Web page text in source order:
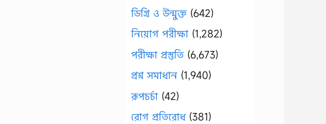
ডিগ্রি ও উন্মুক্ত (642)
নিয়োগ পরীক্ষা (1,282)
পরীক্ষা প্রস্তুতি (6,673)
প্রশ্ন সমাধান (1,940)
রূপচর্চা (42)
রোগ প্রতিরোধ(381)